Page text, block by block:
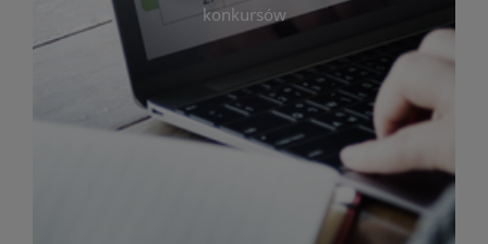
konkursów
wydarzeniach. Aktualizujemy harmonogram na
bieżąco, by zawsze był zgodny z planem pracy
biblioteki. Zapraszamy do śledzenia i uczestnictwa
w życiu kulturalnym miasta!
WIĘCEJ